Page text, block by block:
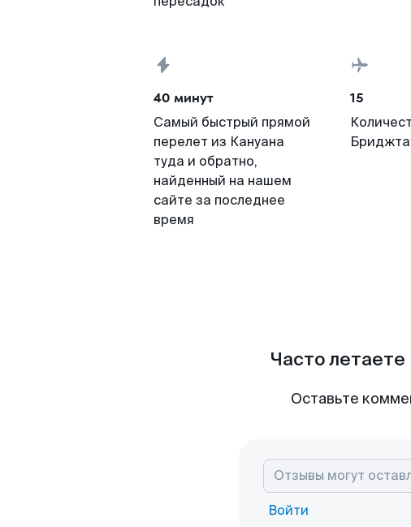
40 минут
Самый быстрый прямой
перелет из Кануана
туда и обратно,
найденный на нашем
сайте за последнее
время
15
Часто
Оставьте
Войти